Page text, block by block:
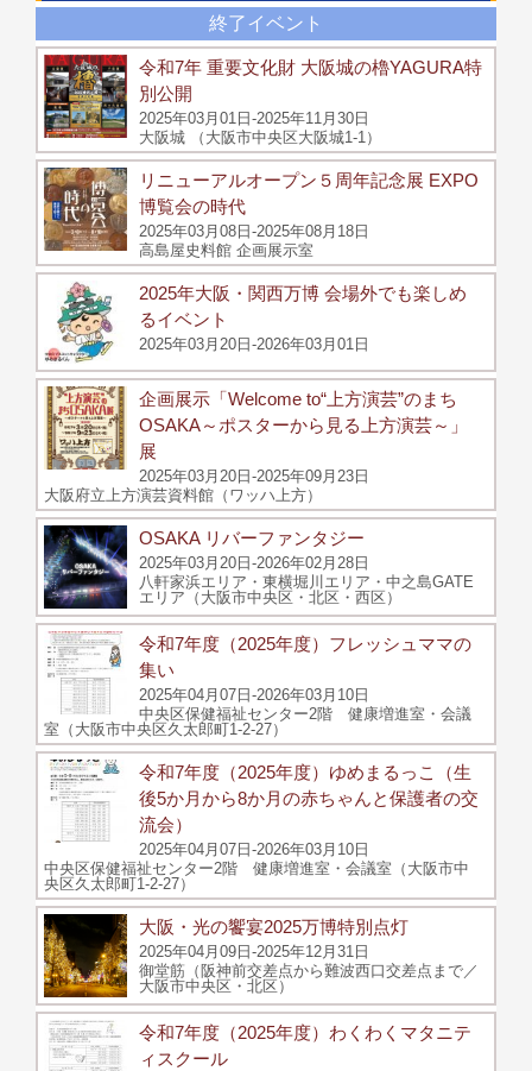
終了イベント
令和7年 重要文化財 大阪城の櫓YAGURA特
別公開
2025年03月01日-2025年11月30日
大阪城 （大阪市中央区大阪城1-1）
リニューアルオープン５周年記念展 EXPO
博覧会の時代
2025年03月08日-2025年08月18日
高島屋史料館 企画展示室
2025年大阪・関西万博 会場外でも楽しめ
るイベント
2025年03月20日-2026年03月01日
企画展示「Welcome to“上方演芸”のまち
OSAKA～ポスターから見る上方演芸～」
展
2025年03月20日-2025年09月23日
大阪府立上方演芸資料館（ワッハ上方）
OSAKA リバーファンタジー
2025年03月20日-2026年02月28日
八軒家浜エリア・東横堀川エリア・中之島GATE
エリア（大阪市中央区・北区・西区）
令和7年度（2025年度）フレッシュママの
集い
2025年04月07日-2026年03月10日
中央区保健福祉センター2階 健康増進室・会議
室（大阪市中央区久太郎町1-2-27）
令和7年度（2025年度）ゆめまるっこ（生
後5か月から8か月の赤ちゃんと保護者の交
流会）
2025年04月07日-2026年03月10日
中央区保健福祉センター2階 健康増進室・会議室（大阪市中
央区久太郎町1-2-27）
大阪・光の饗宴2025万博特別点灯
2025年04月09日-2025年12月31日
御堂筋（阪神前交差点から難波西口交差点まで／
大阪市中央区・北区）
令和7年度（2025年度）わくわくマタニテ
ィスクール